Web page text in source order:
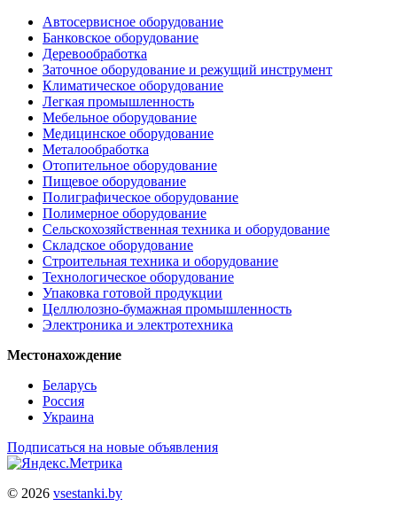
Автосервисное оборудование
Банковское оборудование
Деревообработка
Заточное оборудование и режущий инструмент
Климатическое оборудование
Легкая промышленность
Мебельное оборудование
Медицинское оборудование
Металообработка
Отопительное оборудование
Пищевое оборудование
Полиграфическое оборудование
Полимерное оборудование
Сельскохозяйственная техника и оборудование
Складское оборудование
Строительная техника и оборудование
Технологическое оборудование
Упаковка готовой продукции
Целлюлозно-бумажная промышленность
Электроника и электротехника
Местонахождение
Беларусь
Россия
Украина
Подписаться на новые объявления
© 2026 vsestanki.by